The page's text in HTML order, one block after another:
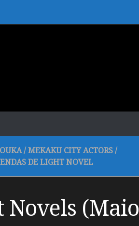
/MEKAKU CITY ACTORS/
DE LIGHT NOVEL
Novels (Maio